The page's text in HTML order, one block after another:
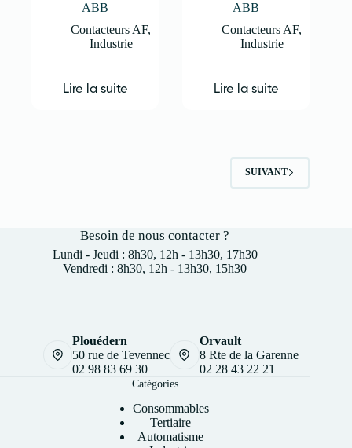
ABB
Contacteurs AF,
Industrie
Lire la suite
ABB
Contacteurs AF,
Industrie
Lire la suite
SUIVANT
Besoin de nous contacter ?
Lundi - Jeudi : 8h30, 12h - 13h30, 17h30
Vendredi : 8h30, 12h - 13h30, 15h30
Plouédern
50 rue de Tevennec
02 98 83 69 30
Orvault
8 Rte de la Garenne
02 28 43 22 21
Catégories
Consommables
Tertiaire
Automatisme